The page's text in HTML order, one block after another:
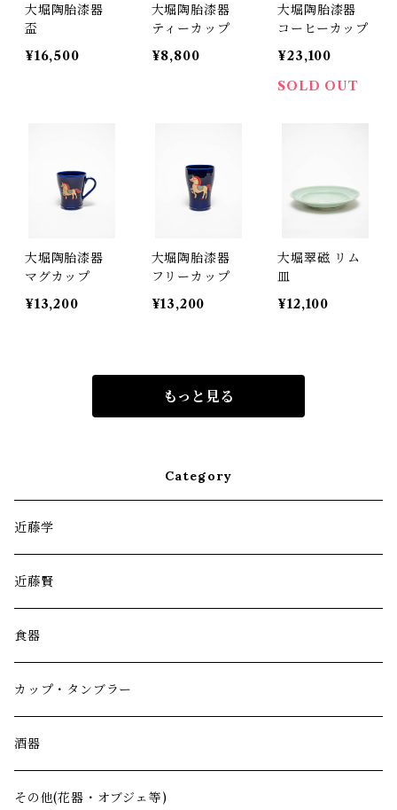
大堀陶胎漆器
盃
¥16,500
大堀陶胎漆器
ティーカップ
¥8,800
大堀陶胎漆器
コーヒーカップ
¥23,100
SOLD OUT
大堀陶胎漆器
マグカップ
¥13,200
大堀陶胎漆器
フリーカップ
¥13,200
大堀翠磁 リム
皿
¥12,100
もっと見る
Category
近藤学
近藤賢
食器
カップ・タンブラー
酒器
その他(花器・オブジェ等)